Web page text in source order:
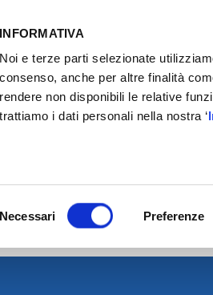
INFORMATIVA
Noi e terze parti selezionate
consenso, anche per altre finalità
rendere non disponibili le relative
trattiamo i dati personali nella nostra ‘
del
Necessari Preferenze
GESTIONALE
è
catalogo!